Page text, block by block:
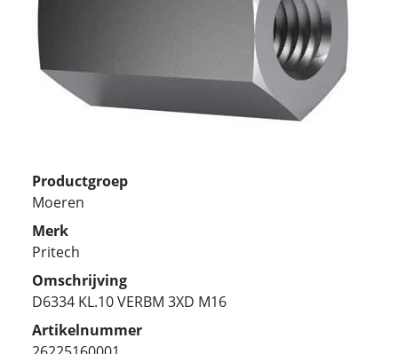
Productgroep
Moeren
Merk
Pritech
Omschrijving
D6334 KL.10 VERBM 3XD M16
Artikelnummer